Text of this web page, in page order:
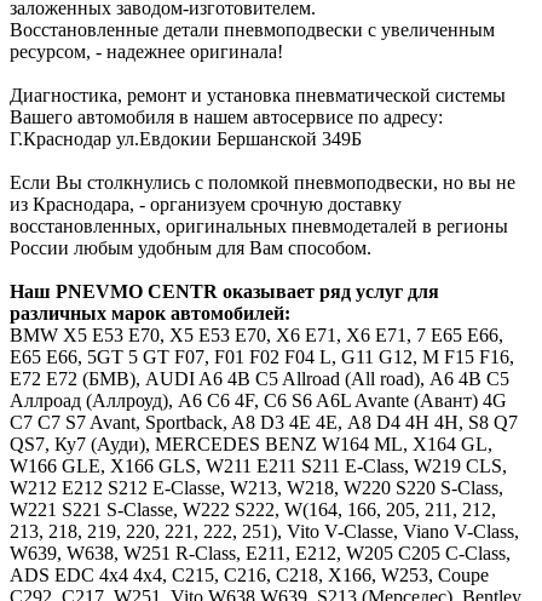
заложенных заводом-изготовителем.
Восстановленные детали пневмоподвески с увеличенным
ресурсом, - надежнее оригинала!
Диагностика, ремонт и установка пневматической системы
Вашего автомобиля в нашем автосервисе по адресу:
Г.Краснодар ул.Евдокии Бершанской 349Б
Если Вы столкнулись с поломкой пневмоподвески, но вы не
из Краснодара, - организуем срочную доставку
восстановленных, оригинальных пневмодеталей в регионы
России любым удобным для Вам способом.
Наш PNEVMO CENTR оказывает ряд услуг для
различных марок автомобилей:
BMW Х5 E53 E70, X5 Е53 Е70, Х6 E71, X6 Е71, 7 E65 E66,
Е65 Е66, 5GT 5 GT F07, F01 F02 F04 L, G11 G12, M F15 F16,
E72 Е72 (БМВ), AUDI A6 4B C5 Allroad (All road), А6 4В С5
Аллроад (Аллроуд), A6 C6 4F, С6 S6 A6L Avante (Авант) 4G
C7 С7 S7 Avant, Sportback, A8 D3 4E 4Е, А8 D4 4H 4Н, S8 Q7
QS7, Ку7 (Ауди), MERCEDES BENZ W164 ML, X164 GL,
W166 GLE, X166 GLS, W211 E211 S211 E-Class, W219 CLS,
W212 E212 S212 E-Classe, W213, W218, W220 S220 S-Class,
W221 S221 S-Classe, W222 S222, W(164, 166, 205, 211, 212,
213, 218, 219, 220, 221, 222, 251), Vito V-Classe, Viano V-Class,
W639, W638, W251 R-Class, Е211, Е212, W205 C205 C-Class,
ADS EDC 4x4 4х4, C215, C216, C218, X166, W253, Coupe
C292, C217, W251, Vito W638 W639, S213 (Мерседес), Bentley